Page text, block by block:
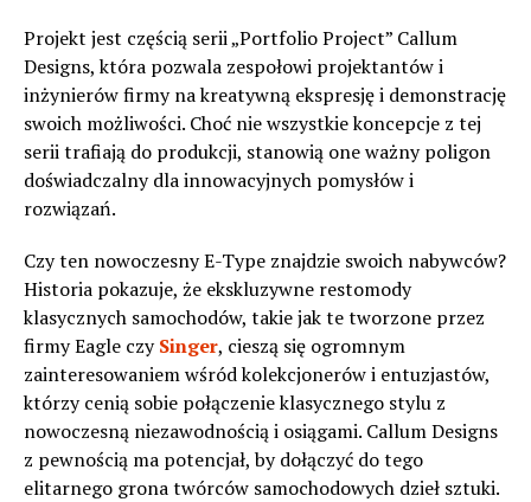
Projekt jest częścią serii „Portfolio Project” Callum
Designs, która pozwala zespołowi projektantów i
inżynierów firmy na kreatywną ekspresję i demonstrację
swoich możliwości. Choć nie wszystkie koncepcje z tej
serii trafiają do produkcji, stanowią one ważny poligon
doświadczalny dla innowacyjnych pomysłów i
rozwiązań.
Czy ten nowoczesny E-Type znajdzie swoich nabywców?
Historia pokazuje, że ekskluzywne restomody
klasycznych samochodów, takie jak te tworzone przez
firmy Eagle czySinger, cieszą się ogromnym
zainteresowaniem wśród kolekcjonerów i entuzjastów,
którzy cenią sobie połączenie klasycznego stylu z
nowoczesną niezawodnością i osiągami. Callum Designs
z pewnością ma potencjał, by dołączyć do tego
elitarnego grona twórców samochodowych dzieł sztuki.